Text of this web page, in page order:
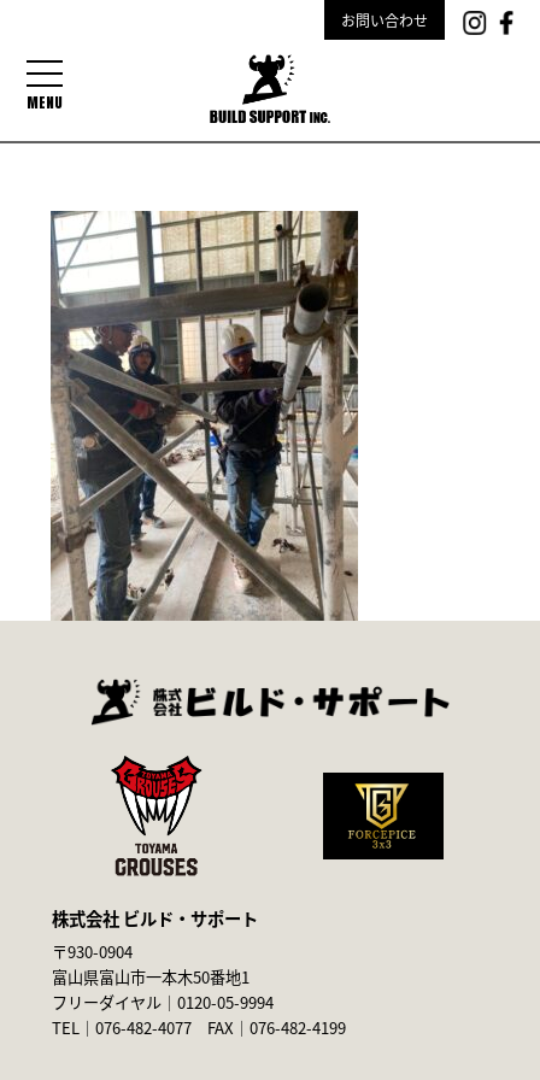
お問い合わせ
MENU
株式会社 ビルド・サポート
〒930-0904
富山県富山市一本木50番地1
フリーダイヤル｜0120-05-9994
TEL｜076-482-4077 FAX｜076-482-4199